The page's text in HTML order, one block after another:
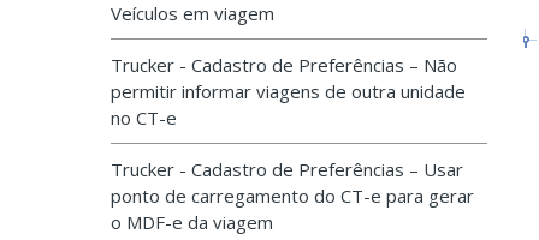
Veículos em viagem
Trucker - Cadastro de Preferências – Não
permitir informar viagens de outra unidade
no CT-e
Trucker - Cadastro de Preferências – Usar
ponto de carregamento do CT-e para gerar
o MDF-e da viagem